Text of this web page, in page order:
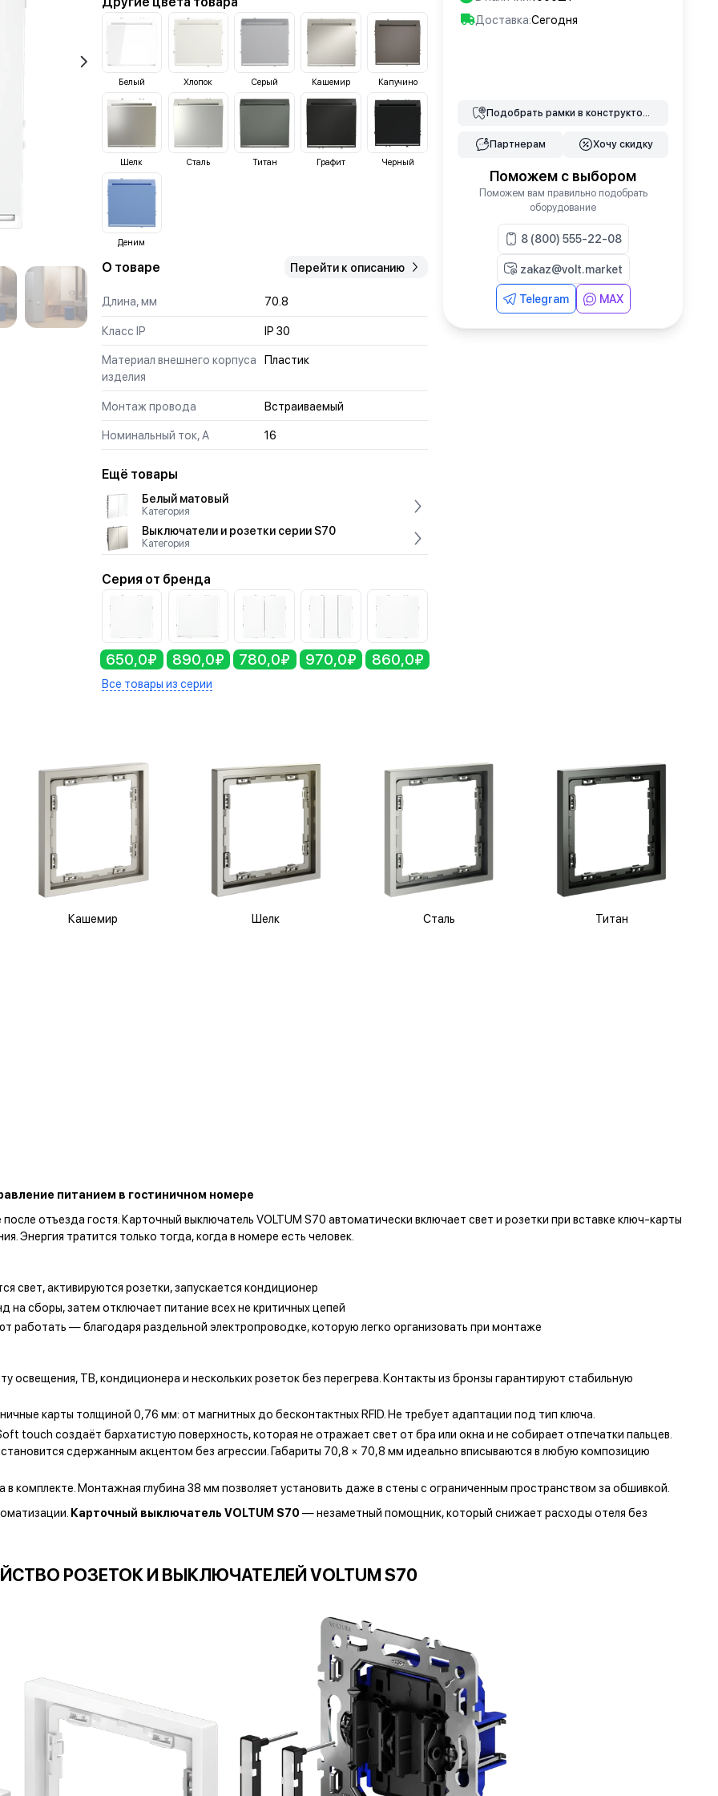
Белый Хлопок Серый Кашемир Капучино
Шелк Сталь Титан Графит Черный
Деним
О товаре Перейти к описанию
Длина, мм 70.8
Класс IP IP 30
Материал внешнего корпуса
изделия
Пластик
Монтаж провода Встраиваемый
Номинальный ток, А 16
Ещё товары
Белый матовый
Категория
Выключатели и розетки серии S70
Категория
Серия от бренда
650,0₽ 890,0₽ 780,0₽ 970,0₽ 860,0₽
Все товары из серии
Доставка:Сегодня
Подобрать рамки в конструкторе
Партнерам Хочу скидку
Поможем с выбором
Поможем вам правильно подобрать
оборудование
8 (800) 555-22-08
zakaz@volt.market
Telegram MAX
Кашемир Шелк Сталь Титан
питанием в гостиничном номере
отъезда гостя. Карточный выключатель VOLTUM S70 автоматически включает свет и розетки при вставке ключ-карты
Энергия тратится только тогда, когда в номере есть человек.
свет, активируются розетки, запускается кондиционер
сборы, затем отключает питание всех не критичных цепей
работать — благодаря раздельной электропроводке, которую легко организовать при монтаже
ТВ, кондиционера и нескольких розеток без перегрева. Контакты из бронзы гарантируют стабильную
карты толщиной 0,76 мм: от магнитных до бесконтактных RFID. Не требует адаптации под тип ключа.
touch создаёт бархатистую поверхность, которая не отражает свет от бра или окна и не собирает отпечатки пальцев.
сдержанным акцентом без агрессии. Габариты 70,8 × 70,8 мм идеально вписываются в любую композицию
комплекте. Монтажная глубина 38 мм позволяет установить даже в стены с ограниченным пространством за обшивкой.
Карточный выключатель VOLTUM S70 — незаметный помощник, который снижает расходы отеля без
РОЗЕТОК И ВЫКЛЮЧАТЕЛЕЙ VOLTUM S70